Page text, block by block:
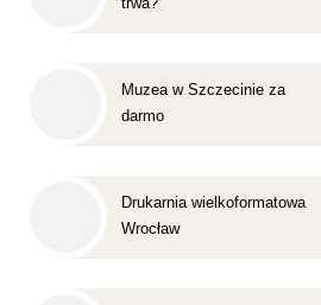
Muzea w Szczecinie za
darmo
Drukarnia wielkoformatowa
Wrocław